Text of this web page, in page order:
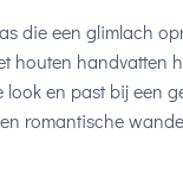
die een glimlach
houten handvatten
look en past bij een
romantische